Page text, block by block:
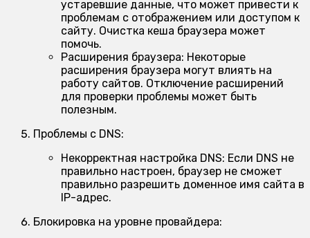
устаревшие данные, что может привести к
проблемам с отображением или доступом к
сайту. Очистка кеша браузера может
помочь.
Расширения браузера: Некоторые
расширения браузера могут влиять на
работу сайтов. Отключение расширений
для проверки проблемы может быть
полезным.
Проблемы с DNS:
Некорректная настройка DNS: Если DNS не
правильно настроен, браузер не сможет
правильно разрешить доменное имя сайта в
IP-адрес.
Блокировка на уровне провайдера: